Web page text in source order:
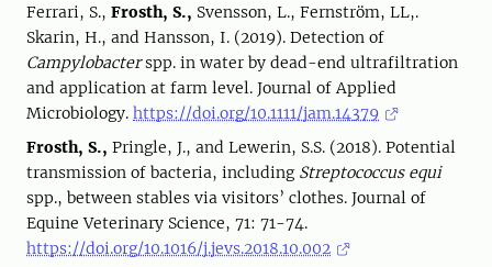
Ferrari, S., Frosth, S., Svensson, L., Fernström, LL,.
Skarin, H., and Hansson, I. (2019). Detection of
Campylobacterspp. in water by dead-end ultrafiltration
and application at farm level. Journal of Applied
Microbiology. https://doi.org/10.1111/jam.14379
Frosth, S., Pringle, J., and Lewerin, S.S. (2018). Potential
transmission of bacteria, including Streptococcus equi
spp., between stables via visitors’ clothes. Journal of
Equine Veterinary Science, 71: 71-74.
https://doi.org/10.1016/j.jevs.2018.10.002